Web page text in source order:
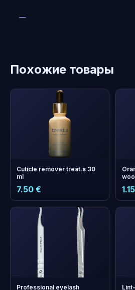
—
Похожие товары
Cuticle remover treat.s 30
ml
7.50 €
Professional eyelash
+
Копите и